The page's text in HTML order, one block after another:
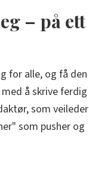
– på ett
for alle, og få den
å skrive ferdig
som veileder
som pusher og